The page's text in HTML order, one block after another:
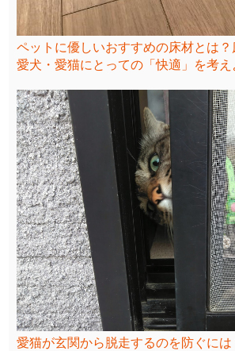
ペットに優しいおすすめの床材とは
愛犬・愛猫にとっての「快適」を考え
愛猫が玄関から脱走するのを防ぐに